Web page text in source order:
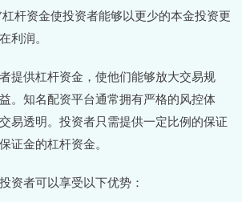
杆资金使投资者能够以更少的本金投资更
利润。
提供杠杆资金，使他们能够放大交易规
。知名配资平台通常拥有严格的风控体
易透明。投资者只需提供一定比例的保证
证金的杠杆资金。
资者可以享受以下优势：